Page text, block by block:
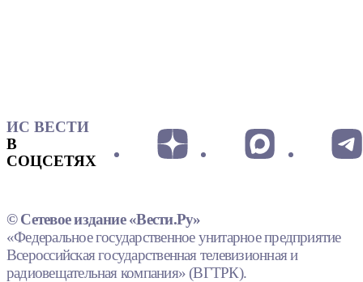
ИС ВЕСТИ
В
СОЦСЕТЯХ
© Сетевое издание «Вести.Ру»
«Федеральное государственное унитарное предприятие
Всероссийская государственная телевизионная и
радиовещательная компания» (ВГТРК).